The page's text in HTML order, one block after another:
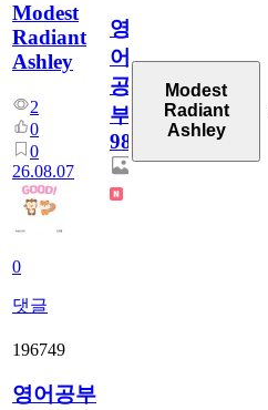
Modest
Radiant
Ashley
2
0
0
26.08.07
0
댓글
영
어
공
부
98
Modest
Radiant
Ashley
196749
영어공부